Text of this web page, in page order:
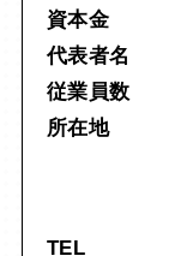
資本金
代表者名
従業員数
所在地
TEL